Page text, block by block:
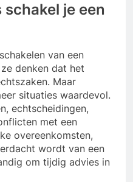
je een
van een
denken dat het
Maar
situaties waardevol.
echtscheidingen,
met een
overeenkomsten,
wordt van een
om tijdig advies in